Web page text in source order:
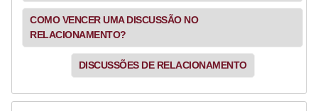
COMO VENCER UMA DISCUSSÃO NO
RELACIONAMENTO?
DISCUSSÕES DE RELACIONAMENTO